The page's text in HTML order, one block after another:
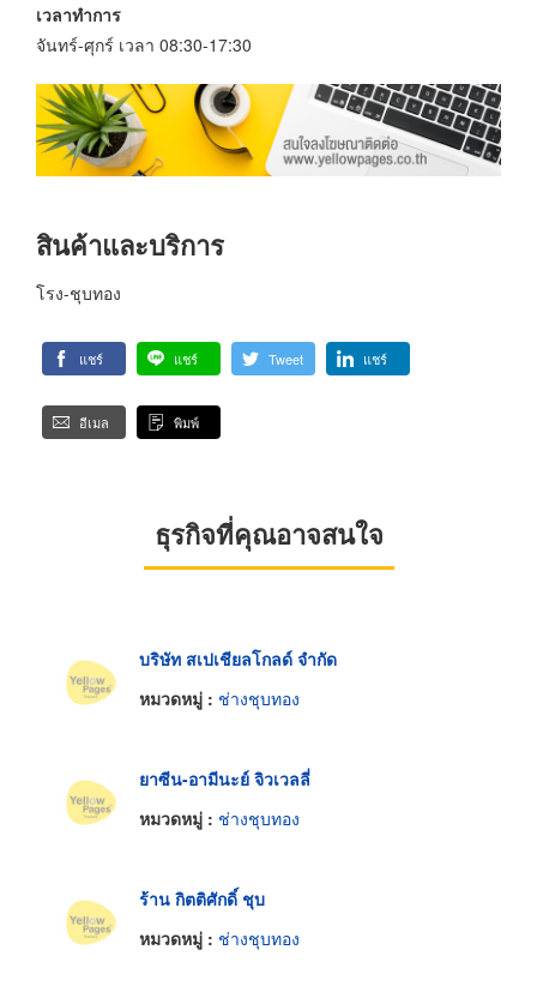
เวลาทำการ
จันทร์-ศุกร์ เวลา 08:30-17:30
สินค้าและบริการ
โรง-ชุบทอง
แชร์ แชร์ Tweet แชร์
อีเมล พิมพ์
ธุรกิจที่คุณอาจสนใจ
บริษัท สเปเชียลโกลด์ จำกัด
หมวดหมู่ : ช่างชุบทอง
ยาซีน-อามีนะย์ จิวเวลลี่
หมวดหมู่ : ช่างชุบทอง
ร้าน กิตติศักดิ์ ชุบ
หมวดหมู่ : ช่างชุบทอง